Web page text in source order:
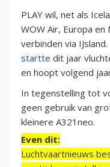
PLAY wil, net als
WOW Air, Europa
verbinden via
startte dit jaar
en hoopt volgend
In tegenstelling tot
geen gebruik van
kleinere A321neo.
Even dit:
Luchtvaartnieuws